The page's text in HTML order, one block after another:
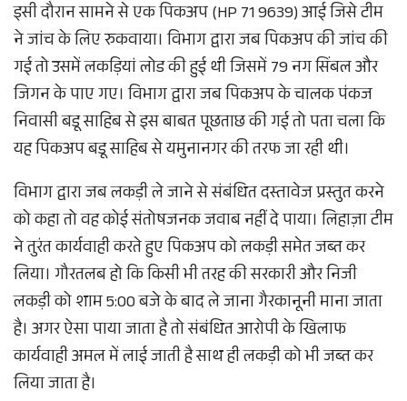
इसी दौरान सामने से एक पिकअप (HP 71 9639) आई जिसे टीम
ने जांच के लिए रुकवाया। विभाग द्वारा जब पिकअप की जांच की
गई तो उसमें लकड़ियां लोड की हुई थी जिसमें 79 नग सिंबल और
जिगन के पाए गए। विभाग द्वारा जब पिकअप के चालक पंकज
निवासी बडू साहिब से इस बाबत पूछताछ की गई तो पता चला कि
यह पिकअप बडू साहिब से यमुनानगर की तरफ जा रही थी।
विभाग द्वारा जब लकड़ी ले जाने से संबंधित दस्तावेज प्रस्तुत करने
को कहा तो वह कोई संतोषजनक जवाब नहीं दे पाया। लिहाज़ा टीम
ने तुरंत कार्यवाही करते हुए पिकअप को लकड़ी समेत जब्त कर
लिया। गौरतलब हो कि किसी भी तरह की सरकारी और निजी
लकड़ी को शाम 5:00 बजे के बाद ले जाना गैरकानूनी माना जाता
है। अगर ऐसा पाया जाता है तो संबंधित आरोपी के खिलाफ
कार्यवाही अमल में लाई जाती है साथ ही लकड़ी को भी जब्त कर
लिया जाता है।